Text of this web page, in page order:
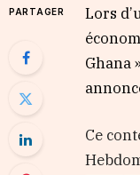
PARTAGER
Lors
Ghana
Ce